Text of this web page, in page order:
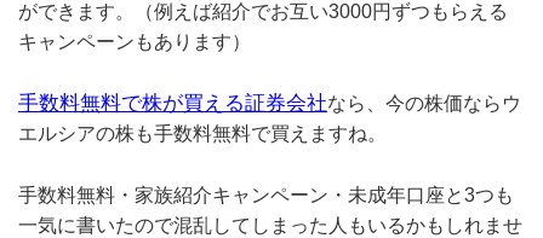
ができます。（例えば紹介でお互い3000円ずつもらえる
キャンペーンもあります）
手数料無料で株が買える証券会社なら、今の株価ならウ
エルシアの株も手数料無料で買えますね。
手数料無料・家族紹介キャンペーン・未成年口座と3つも
一気に書いたので混乱してしまった人もいるかもしれませ